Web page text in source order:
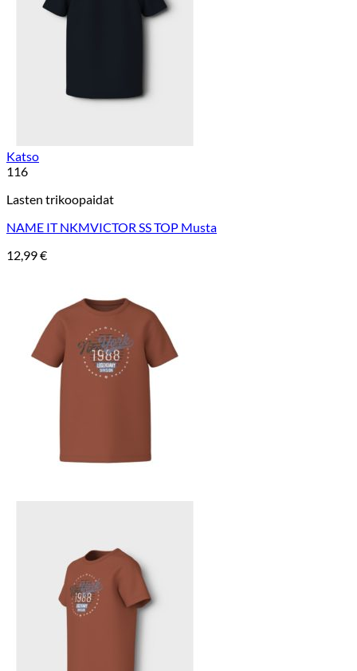
Katso
116
Lasten trikoopaidat
NAME IT NKMVICTOR SS TOP Musta
12,99€